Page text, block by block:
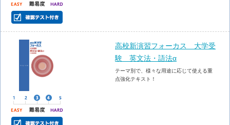
高校新演習フォーカス 大学受
験 英文法・語法α
テーマ別で、様々な用途に応じて使える重
点強化テキスト！